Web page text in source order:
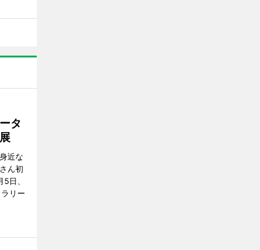
タ
近な
ん初
日、
リー